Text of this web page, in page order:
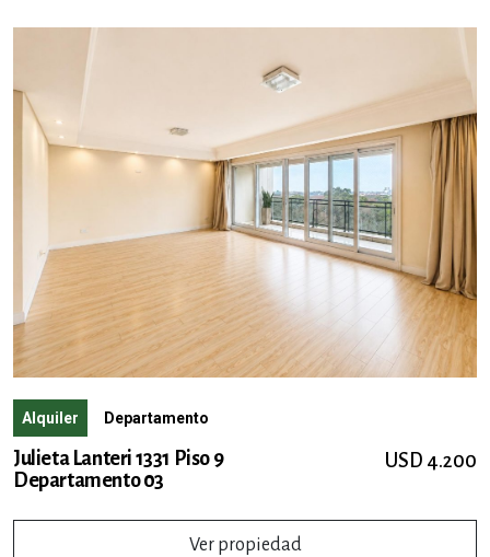
Alquiler Departamento
Julieta Lanteri 1331 Piso 9
Departamento 03
USD 4.200
Ver propiedad